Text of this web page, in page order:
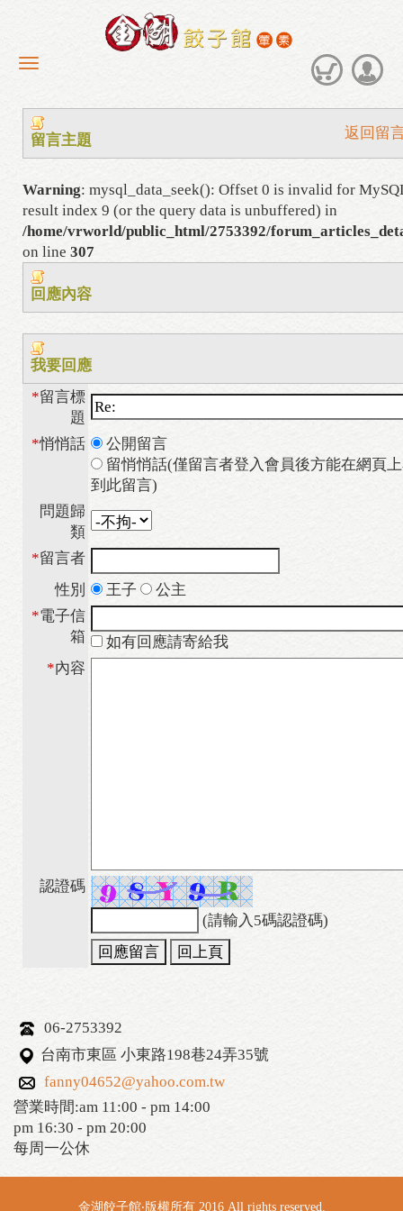
留言主題 返回留
Warning: mysql_data_seek(): Offset 0 is invalid for
result index 9 (or the query data is unbuffered) in
/home/vrworld/public_html/2753392/
on line 307
回應內容
我要回應
*留言標
題
*悄悄話
公開留言
留悄悄話(僅留言者登入會員後方能在網頁
到此留言)
問題歸
類
*留言者
性別
王子
公主
*電子信
箱
如有回應請寄給我
*內容
認證碼
(請輸入5碼認證碼)
06-2753392
台南市東區 小東路198巷24弄35號
fanny04652@yahoo.com.tw
營業時間:am 11:00 - pm 14:00
pm 16:30 - pm 20:00
每周一公休
金湖餃子館‧版權所有 2016 All rights reserved.